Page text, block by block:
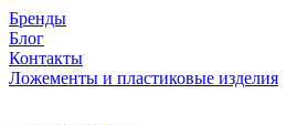
Бренды
Блог
Контакты
Ложементы и пластиковые изделия